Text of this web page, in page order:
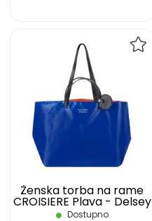
Ženska torba na rame
CROISIERE Plava - Delsey
Dostupno